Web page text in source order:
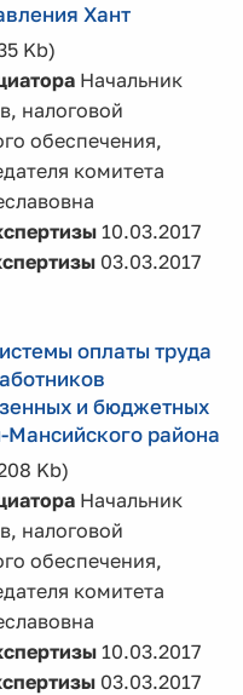
Хант
Kb)
Начальник
налоговой
обеспечения,
комитета
10.03.2017
03.03.2017
оплаты труда
и бюджетных
района
Kb)
Начальник
налоговой
обеспечения,
комитета
10.03.2017
03.03.2017